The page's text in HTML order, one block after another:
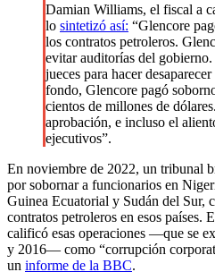
Damian Williams, el fiscal a
lo sintetizó así: “Glencore
los contratos petroleros.
evitar auditorías del
jueces para hacer
fondo, Glencore pagó
cientos de millones de
aprobación, e incluso el
ejecutivos”.
En noviembre de 2022, un tribunal
por sobornar a funcionarios en
Guinea Ecuatorial y Sudán del Sur,
contratos petroleros en esos países.
calificó esas operaciones —que se
y 2016— como “corrupción
un informe de la BBC.